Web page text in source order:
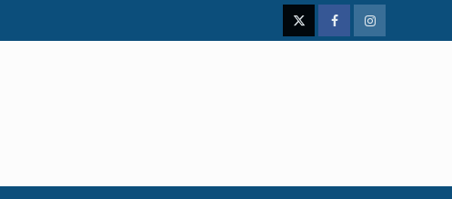
TwitterFacebookInstagram